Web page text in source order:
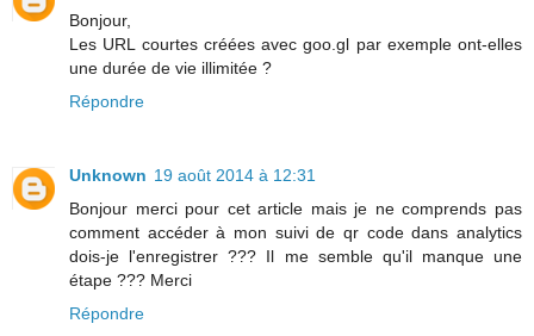
Bonjour,
Les URL courtes créées avec goo.gl par exemple ont-elles
une durée de vie illimitée ?
Répondre
Unknown 19 août 2014 à 12:31
Bonjour merci pour cet article mais je ne comprends pas
comment accéder à mon suivi de qr code dans analytics
dois-je l'enregistrer ??? Il me semble qu'il manque une
étape ??? Merci
Répondre